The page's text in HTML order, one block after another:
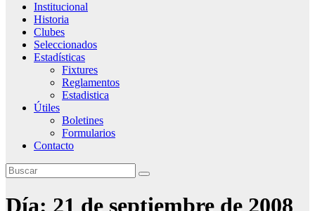
Institucional
Historia
Clubes
Seleccionados
Estadísticas
Fixtures
Reglamentos
Estadistica
Útiles
Boletines
Formularios
Contacto
Día: 21 de septiembre de 2008